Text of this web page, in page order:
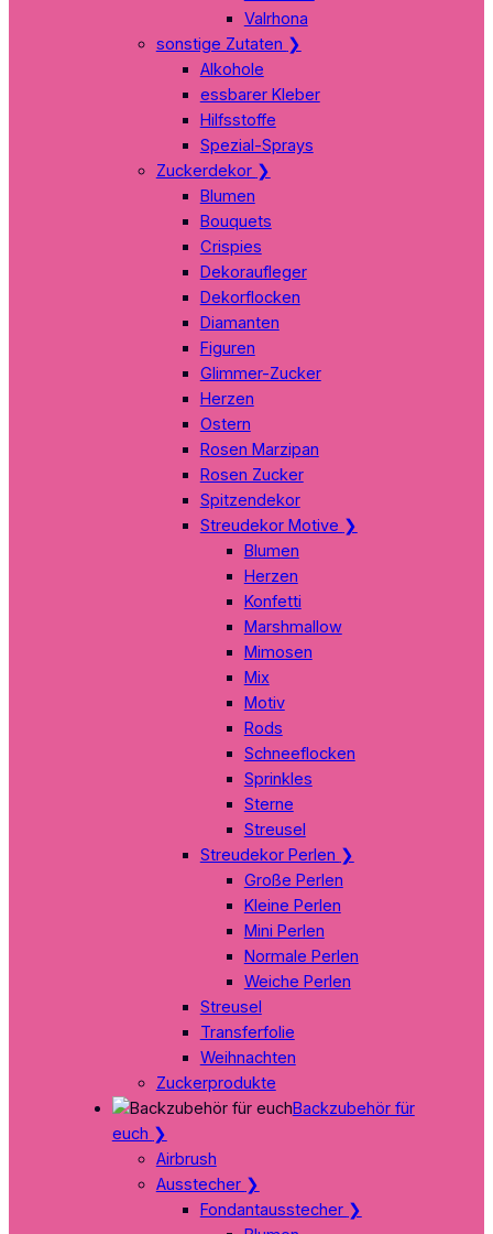
Valrhona
sonstige Zutaten ❯
Alkohole
essbarer Kleber
Hilfsstoffe
Spezial-Sprays
Zuckerdekor ❯
Blumen
Bouquets
Crispies
Dekoraufleger
Dekorflocken
Diamanten
Figuren
Glimmer-Zucker
Herzen
Ostern
Rosen Marzipan
Rosen Zucker
Spitzendekor
Streudekor Motive ❯
Blumen
Herzen
Konfetti
Marshmallow
Mimosen
Mix
Motiv
Rods
Schneeflocken
Sprinkles
Sterne
Streusel
Streudekor Perlen ❯
Große Perlen
Kleine Perlen
Mini Perlen
Normale Perlen
Weiche Perlen
Streusel
Transferfolie
Weihnachten
Zuckerprodukte
Backzubehör für
euch ❯
Airbrush
Ausstecher ❯
Fondantausstecher ❯